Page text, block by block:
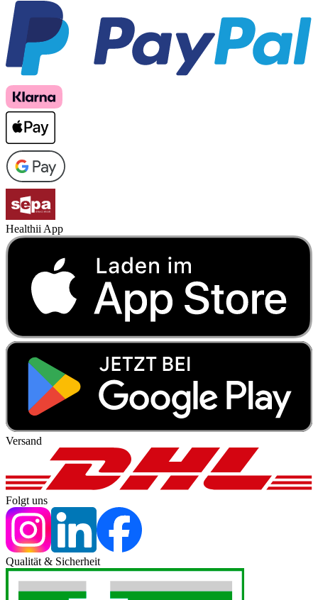
Healthii App
Versand
Folgt uns
Qualität & Sicherheit